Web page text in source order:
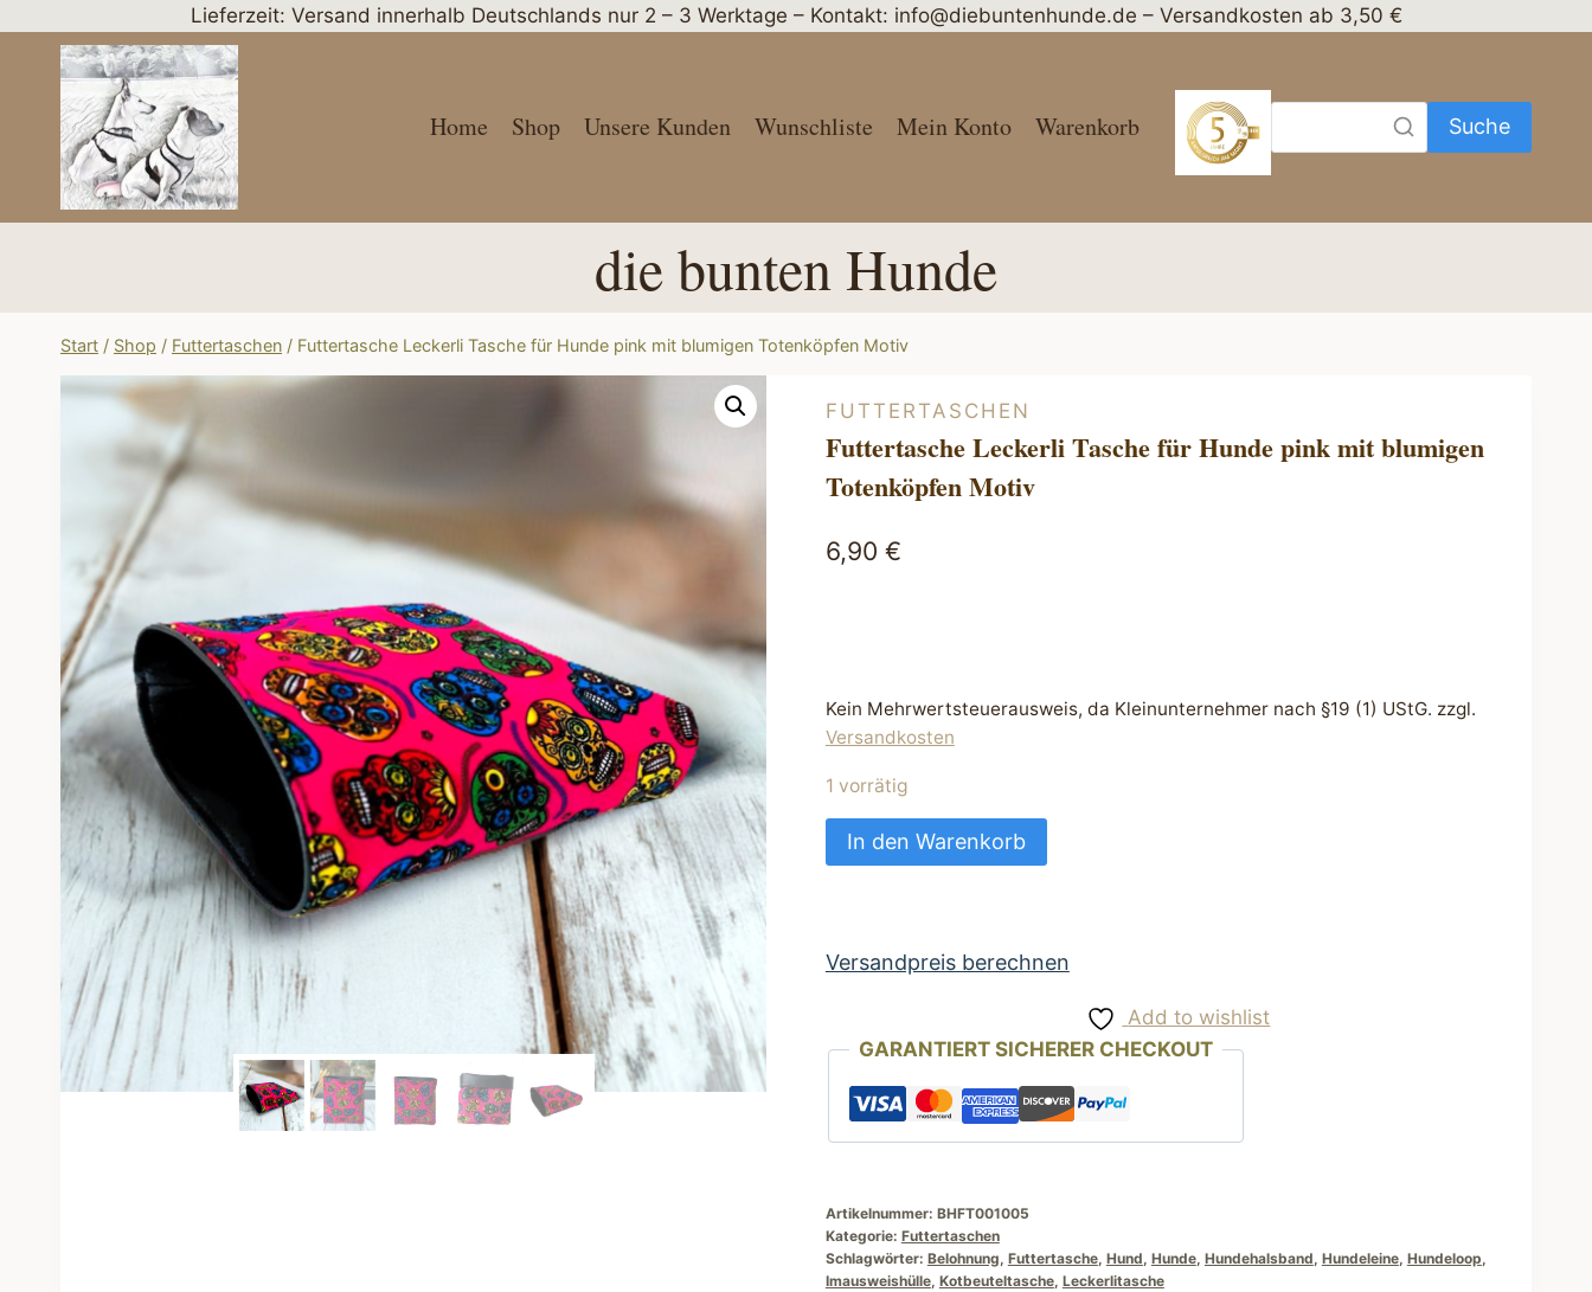
springen
Lieferzeit: Versand innerhalb Deutschlands nur 2 – 3 Werktage – Kontakt: info@diebuntenhunde.de – Versandkosten ab 3,50 €
Home Shop Unsere Kunden Wunschliste Mein Konto Warenkorb Suche
die bunten Hunde
Start / Shop / Futtertaschen / Futtertasche Leckerli Tasche für Hunde pink mit blumigen Totenköpfen Motiv
FUTTERTASCHEN
Futtertasche Leckerli Tasche für Hunde pink mit blumigen
Totenköpfen Motiv
6,90 €
Kein Mehrwertsteuerausweis, da Kleinunternehmer nach §19 (1) UStG. zzgl.
Versandkosten
1 vorrätig
Futtertasche
Leckerli
Hunde
blumigen
Totenköpfen
Motiv
In den Warenkorb
Versandpreis berechnen
Add to wishlist
GARANTIERT SICHERER CHECKOUT
Artikelnummer: BHFT001005
Kategorie: Futtertaschen
Schlagwörter: Belohnung, Futtertasche, Hund, Hunde, Hundehalsband, Hundeleine, Hundeloop,
Imausweishülle, Kotbeuteltasche, Leckerlitasche